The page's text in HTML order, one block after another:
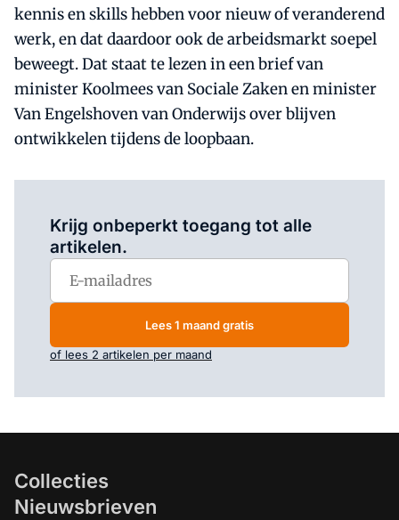
kennis en skills hebben voor nieuw of veranderend
werk, en dat daardoor ook de arbeidsmarkt soepel
beweegt. Dat staat te lezen in een brief van
minister Koolmees van Sociale Zaken en minister
Van Engelshoven van Onderwijs over blijven
ontwikkelen tijdens de loopbaan.
Krijg onbeperkt toegang tot alle
artikelen.
Lees 1 maand gratis
of lees 2 artikelen per maand
Collecties
Nieuwsbrieven